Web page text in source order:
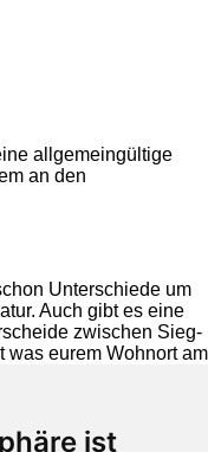
ist
allgemeingültige
an den
Unterschiede um
Auch gibt es eine
zwischen Sieg-
was eurem Wohnort am